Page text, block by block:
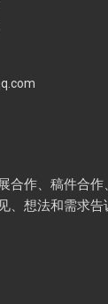
作、稿件合作
想法和需求告